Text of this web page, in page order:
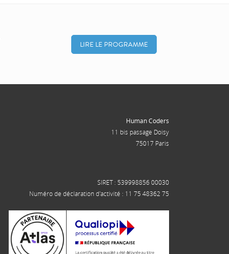
LIRE LE PROGRAMME
Human Coders
11 bis passage Doisy
75017 Paris
SIRET : 539998856 00030
Numéro de déclaration d'activité : 11 75 48362 75